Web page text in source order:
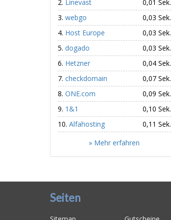
Linevast
0,01 Sek.
webgo
0,03 Sek.
Host Europe
0,03 Sek.
dogado
0,03 Sek.
Hetzner
0,04 Sek.
checkdomain
0,07 Sek.
ONE.com
0,09 Sek.
1&1
0,10 Sek.
Alfahosting
0,11 Sek.
» Mehr erfahren
Seiten